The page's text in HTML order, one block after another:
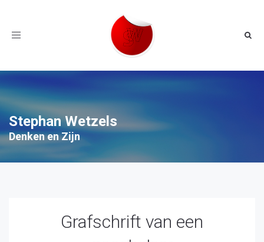
Toggle
Stephan Wetzels
Denken en Zijn
Grafschrift van een